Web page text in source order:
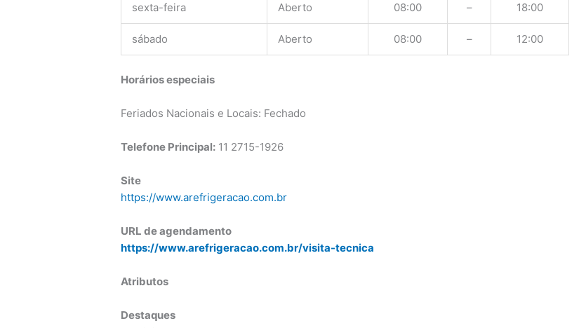
sexta-feira Aberto 08:00 – 18:00
sábado Aberto 08:00 – 12:00
Horários especiais
Feriados Nacionais e Locais: Fechado
Telefone Principal: 11 2715-1926
Site
https://www.arefrigeracao.com.br
URL de agendamento
https://www.arefrigeracao.com.br/visita-tecnica
Atributos
Destaques